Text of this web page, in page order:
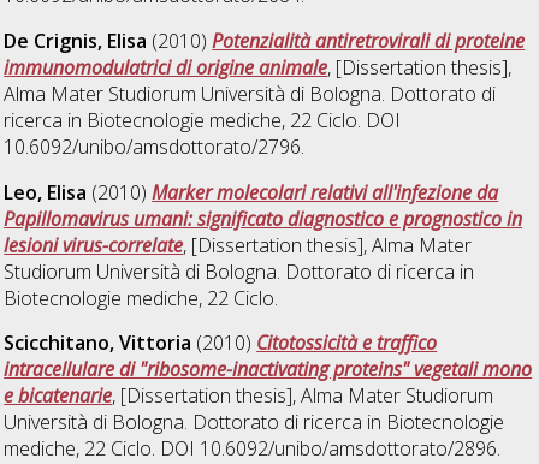
De Crignis, Elisa (2010)Potenzialità antiretrovirali di proteine
immunomodulatrici di origine animale, [Dissertation thesis],
Alma Mater Studiorum Università di Bologna. Dottorato di
ricerca in Biotecnologie mediche, 22 Ciclo. DOI
10.6092/unibo/amsdottorato/2796.
Leo, Elisa (2010)Marker molecolari relativi all'infezione da
Papillomavirus umani: significato diagnostico e prognostico in
lesioni virus-correlate, [Dissertation thesis], Alma Mater
Studiorum Università di Bologna. Dottorato di ricerca in
Biotecnologie mediche, 22 Ciclo.
Scicchitano, Vittoria (2010) Citotossicità e traffico
intracellulare di "ribosome-inactivating proteins" vegetali mono
e bicatenarie, [Dissertation thesis], Alma Mater Studiorum
Università di Bologna. Dottorato di ricerca in Biotecnologie
mediche, 22 Ciclo. DOI 10.6092/unibo/amsdottorato/2896.